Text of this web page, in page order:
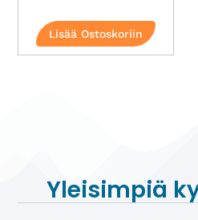
Lisää Ostoskoriin
Yleisimpiä